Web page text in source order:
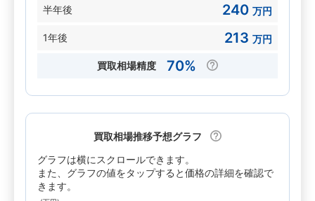
半年後 240 万円
1年後 213 万円
買取相場精度 70%
買取相場推移予想グラフ
グラフは横にスクロールできます。
また、グラフの値をタップすると価格の詳細を確認で
きます。